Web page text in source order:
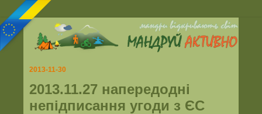
2013-11-30
2013.11.27 напередодні
непідписання угоди з ЄС